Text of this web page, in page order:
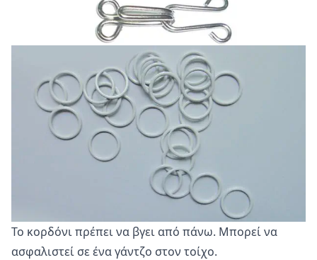
Το κορδόνι πρέπει να βγει από πάνω. Μπορεί να
ασφαλιστεί σε ένα γάντζο στον τοίχο.